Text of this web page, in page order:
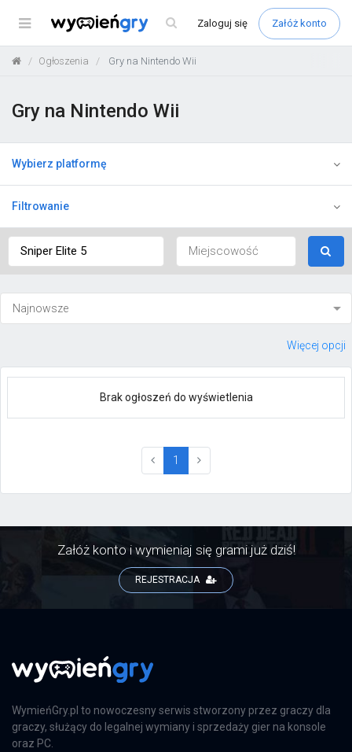
Menu Zaloguj się Załóż konto
Ogłoszenia Gry na Nintendo Wii
Gry na Nintendo Wii
Wybierz platformę
Filtrowanie
Więcej opcji
Brak ogłoszeń do wyświetlenia
1 (current)
Załóż konto i wymieniaj się grami już dziś!
REJESTRACJA
WymieńGry.pl to nowoczesny serwis stworzony przez graczy dla
graczy, służący do legalnej wymiany i sprzedaży gier na konsole
oraz PC.